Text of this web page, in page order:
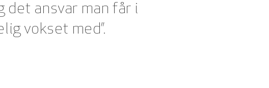
det ansvar man får i
vokset med”.